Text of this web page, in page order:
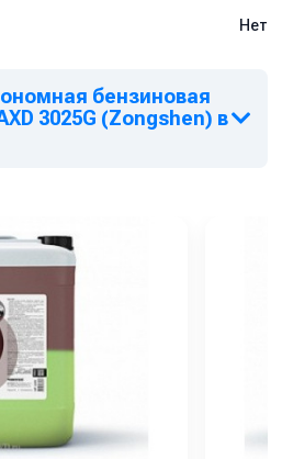
каждые 50 часов работы.
по России. Отзывы,
уточняйте у менеджеров.
Нет
бензиновая
3025G (Zongshen) в